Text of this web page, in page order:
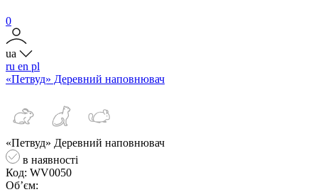
0
ua
ru en pl
«Петвуд» Деревний наповнювач
«Петвуд» Деревний наповнювач
в наявності
Код: WV0050
Об’єм: